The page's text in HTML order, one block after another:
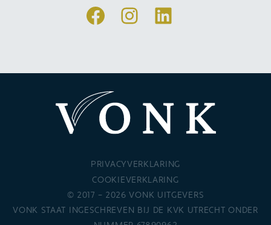
Facebook
Instagram
LinkedIn
PRIVACYVERKLARING
COOKIEVERKLARING
© 2017 – 2026 VONK UITGEVERS
VONK STAAT INGESCHREVEN BIJ DE KVK UTRECHT ONDER